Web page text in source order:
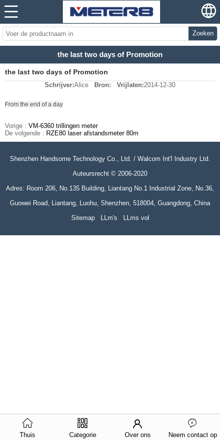
Zoeken
the last two days of Promotion
the last two days of Promotion
Schrijver:Alice Bron: Vrijlaten:2014-12-30
From the end of a day
Vorige : VM-6360 trillingen meter
De volgende : RZE80 laser afstandsmeter 80m
Shenzhen Handsome Technology Co., Ltd. / Walcom Int'l Industry Ltd.
Auteursrecht © 2006-2020
Adres: Room 206, No.135 Building, Liantang No.1 Industrial Zone, No.36,
Guowei Road, Liantang, Luohu, Shenzhen, 518004, Guangdong, China
Sitemap
LLm's LLms vol
Thuis Categorie Over ons Neem contact op